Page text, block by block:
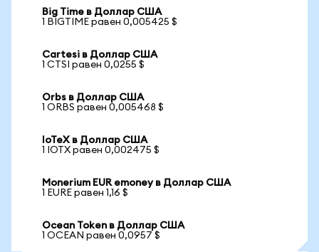
Big Time в Доллар США
1 BIGTIME равен 0,005425 $
Cartesi в Доллар США
1 CTSI равен 0,0255 $
Orbs в Доллар США
1 ORBS равен 0,005468 $
IoTeX в Доллар США
1 IOTX равен 0,002475 $
Monerium EUR emoney в Доллар США
1 EURE равен 1,16 $
Ocean Token в Доллар США
1 OCEAN равен 0,0957 $